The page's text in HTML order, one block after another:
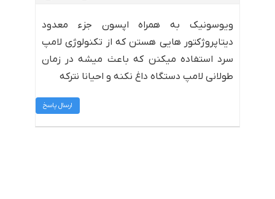
ویوسونیک به همراه اپسون جزء معدود
دیتاپروژکتور هایی هستن که از تکنولوژی لامپ
سرد استفاده میکنن که باعث میشه در زمان
طولانی لامپ دستگاه داغ نکنه و احیانا نترکه
ارسال پاسخ